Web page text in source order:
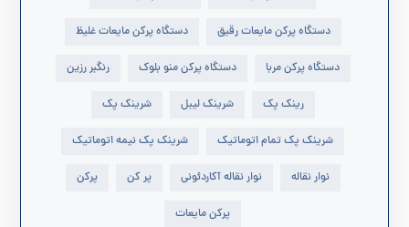
دستگاه پرکن مایعات رقیق دستگاه پرکن مایعات غلیظ
دستگاه پرکن مربا دستگاه پرکن منو بلوک رنگبر رزین
رینک پک شرینک لیبل شرینک پک
شرینک پک تمام اتوماتیک شرینک پک نیمه اتوماتیک
نوار نقاله نوار نقاله آکاردئونی پر کن پرکن
پرکن مایعات